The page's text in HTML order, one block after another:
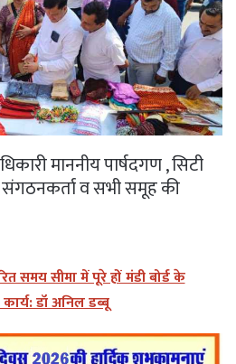
माननीय पार्षदगण , सिटी
व सभी समूह की
समय सीमा में पूरे हों मंडी बोर्ड के
डॉ अनिल डब्बू